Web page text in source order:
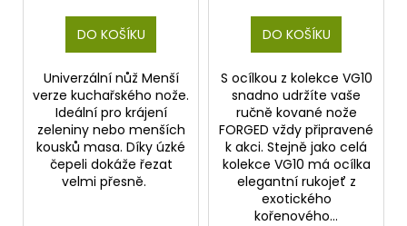
DO KOŠÍKU
Univerzální nůž Menší
verze kuchařského nože.
Ideální pro krájení
zeleniny nebo menších
kousků masa. Díky úzké
čepeli dokáže řezat
velmi přesně.
DO KOŠÍKU
S ocílkou z kolekce VG10
snadno udržíte vaše
ručně kované nože
FORGED vždy připravené
k akci. Stejně jako celá
kolekce VG10 má ocílka
elegantní rukojeť z
exotického
kořenového...